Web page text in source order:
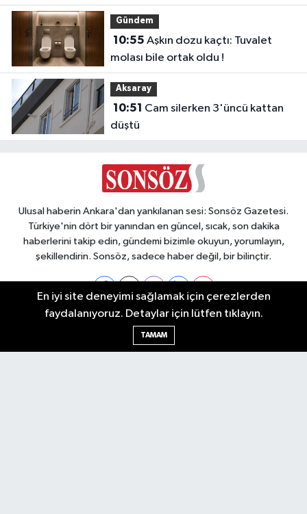
çiftçi
Gündem
10:55
molası bile ortak oldu !
Aksaray
10:51
düştü
Ulusal haberin Ankara'dan yankılanan sesi: Sonsöz Gazetesi.
Türkiye'nin dört bir yanından en güncel, sıcak, son dakika
haberlerini takip edin, gündemi bizimle okuyun, yorumlayın,
şekillendirin. Sonsöz, sadece haber değil, bir bilinçtir.
Ankara Nöbetçi Eczaneler
En iyi site deneyimi sağlamak için çerezlerden
faydalanıyoruz. Detaylar için lütfen tıklayın.
TAMAM